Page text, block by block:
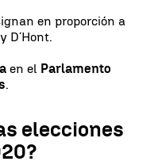
en proporción a
D´Hont.
en el Parlamento
.
elecciones